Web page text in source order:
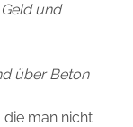
und
über Beton
man nicht